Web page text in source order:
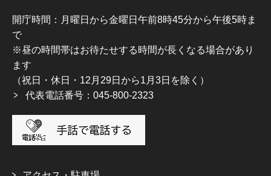
開庁時間：月曜日から金曜日午前8時45分から午後5時ま
で
※昼の時間帯はお待たせする時間が長くなる場合があり
ます
（祝日・休日・12月29日から1月3日を除く）
代表電話番号：045-800-2323